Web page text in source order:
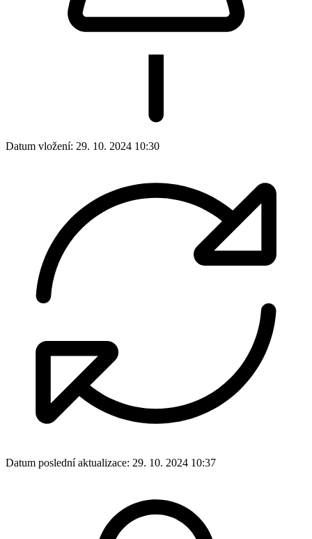
Datum vložení: 29. 10. 2024 10:30
Datum poslední aktualizace: 29. 10. 2024 10:37